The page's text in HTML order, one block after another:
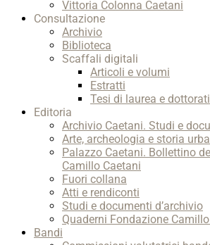
Vittoria Colonna Caetani
Consultazione
Archivio
Biblioteca
Scaffali digitali
Articoli e volumi
Estratti
Tesi di laurea e dottorati
Editoria
Archivio Caetani. Studi e
Arte, archeologia e storia
Palazzo Caetani. Bollettino
Camillo Caetani
Fuori collana
Atti e rendiconti
Studi e documenti d’archivio
Quaderni Fondazione
Bandi